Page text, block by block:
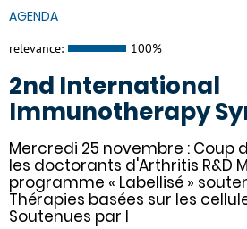
AGENDA
relevance: 100%
2nd International
Immunotherapy
Mercredi 25 novembre : Coup
les doctorants d'Arthritis R&D
programme « Labellisé »
Thérapies basées sur les
Soutenues par l